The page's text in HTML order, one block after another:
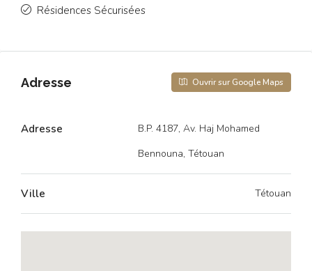
Résidences Sécurisées
Adresse Ouvrir sur Google Maps
Adresse
B.P. 4187, Av. Haj Mohamed
Bennouna, Tétouan
Ville Tétouan